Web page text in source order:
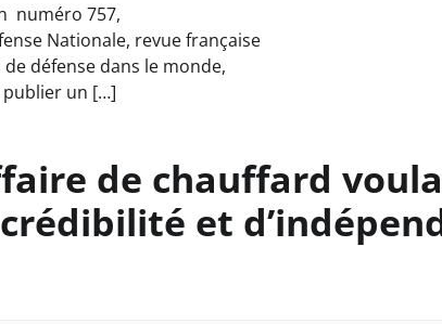
numéro 757,
Nationale, revue française
défense dans le monde,
publier un […]
de chauffard
et